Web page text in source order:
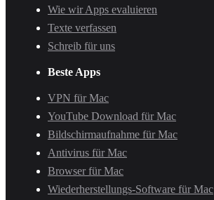
Wie wir Apps evaluieren
Texte verfassen
Schreib für uns
Beste Apps
VPN für Mac
YouTube Download für Mac
Bildschirmaufnahme für Mac
Antivirus für Mac
Browser für Mac
Wiederherstellungs-Software für Mac